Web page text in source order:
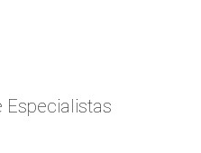
Especialistas